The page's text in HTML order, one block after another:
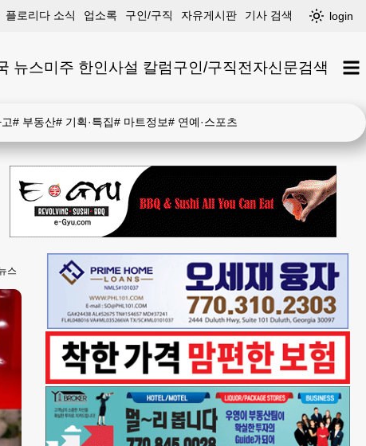
플로리다 소식 업소록 구인/구직 자유게시판 기사 검색 login
뉴스미주 한인사설 칼럼구인/구직전자신문검색
# 부동산# 기획·특집# 마트정보# 연예·스포츠
스